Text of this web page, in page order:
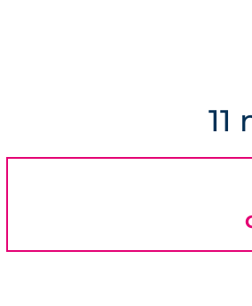
11